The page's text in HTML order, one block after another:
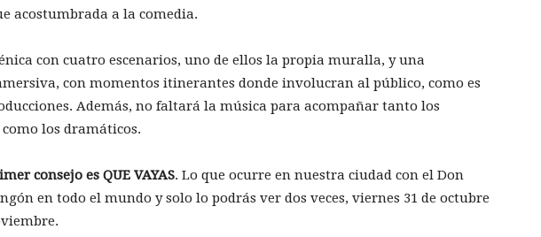
acostumbrada a la comedia.
con cuatro escenarios, uno de ellos la propia muralla, y una
con momentos itinerantes donde involucran al público, como es
Además, no faltará la música para acompañar tanto los
los dramáticos.
consejo es QUE VAYAS. Lo que ocurre en nuestra ciudad con el Don
en todo el mundo y solo lo podrás ver dos veces, viernes 31 de octubre